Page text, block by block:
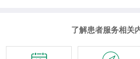
了解患者服务相关